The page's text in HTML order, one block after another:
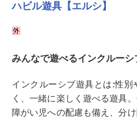
かたなび
すまいリング
Q＆A
ハビル遊具【エルシ】
みんなで遊べるインクルーシ
インクルーシブ遊具とは:性
く、一緒に楽しく遊べる遊具
障がい児への配慮も備え、分